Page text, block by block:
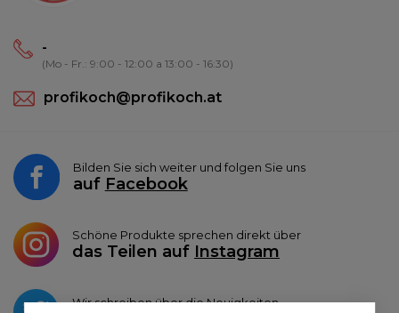
-
(Mo - Fr.: 9:00 - 12:00 a 13:00 - 16:30)
profikoch@profikoch.at
Bilden Sie sich weiter und folgen Sie uns
auf Facebook
Schöne Produkte sprechen direkt über
das Teilen auf Instagram
Wir schreiben über die Neuigkeiten